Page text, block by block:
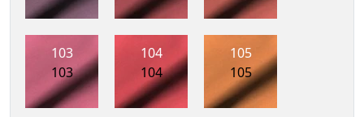
103
103
104
104
105
105